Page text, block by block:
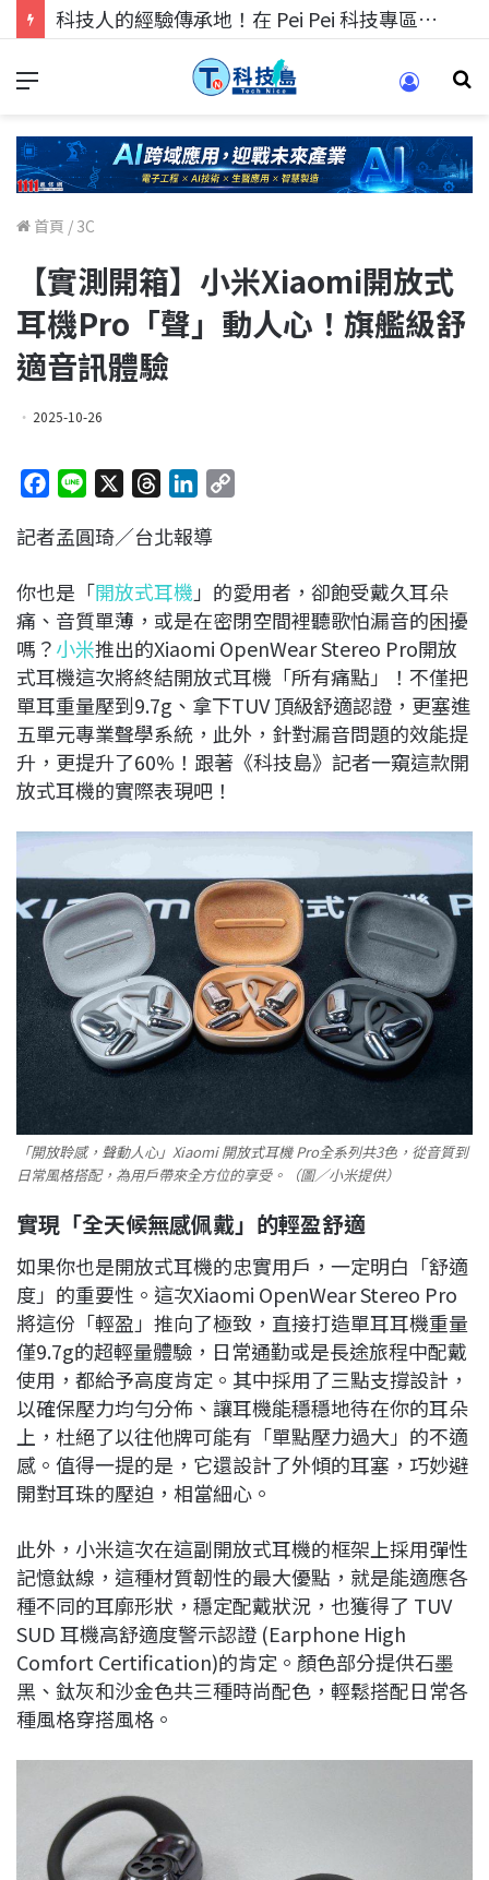
科技人的經驗傳承地！在 Pei Pei 科技專區，與學弟妹交流最硬核的技術
首頁 / 3C
【實測開箱】小米Xiaomi開放式
耳機Pro「聲」動人心！旗艦級舒
適音訊體驗
2025-10-26
c
b
o
o
k
n
r
a
d
s
n
e
d
I
n
L
i
n
k
記者孟圓琦／台北報導
你也是「開放式耳機 」的愛用者，卻飽受戴久耳朵
痛、音質單薄，或是在密閉空間裡聽歌怕漏音的困擾
嗎？小米推出的Xiaomi OpenWear Stereo Pro開放
式耳機這次將終結開放式耳機「所有痛點」！不僅把
單耳重量壓到9.7g、拿下TUV 頂級舒適認證，更塞進
五單元專業聲學系統，此外，針對漏音問題的效能提
升，更提升了60%！跟著《科技島》記者一窺這款開
放式耳機的實際表現吧！
「開放聆感，聲動人心」Xiaomi 開放式耳機 Pro全系列共3色，從音質到
日常風格搭配，為用戶帶來全方位的享受。（圖／小米提供）
實現「全天候無感佩戴」的輕盈舒適
如果你也是開放式耳機的忠實用戶，一定明白「舒適
度」的重要性。這次Xiaomi OpenWear Stereo Pro
將這份「輕盈」推向了極致，直接打造單耳耳機重量
僅9.7g的超輕量體驗，日常通勤或是長途旅程中配戴
使用，都給予高度肯定。其中採用了三點支撐設計，
以確保壓力均勻分佈、讓耳機能穩穩地待在你的耳朵
上，杜絕了以往他牌可能有「單點壓力過大」的不適
感。值得一提的是，它還設計了外傾的耳塞，巧妙避
開對耳珠的壓迫，相當細心。
此外，小米這次在這副開放式耳機的框架上採用彈性
記憶鈦線，這種材質韌性的最大優點，就是能適應各
種不同的耳廓形狀，穩定配戴狀況，也獲得了 TUV
SUD 耳機高舒適度警示認證 (Earphone High
Comfort Certification)的肯定。顏色部分提供石墨
黑、鈦灰和沙金色共三種時尚配色，輕鬆搭配日常各
種風格穿搭風格。